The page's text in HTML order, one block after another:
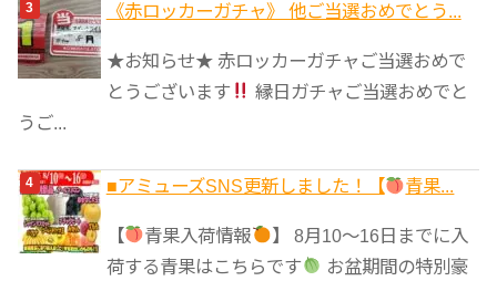
《赤ロッカーガチャ》 他ご当選おめでとう...
★お知らせ★ 赤ロッカーガチャご当選おめで
とうございます
縁日ガチャご当選おめでと
うご...
■アミューズSNS更新しました！【 青果...
【 青果入荷情報
】 8月10～16日までに入
荷する青果はこちらです
お盆期間の特別豪